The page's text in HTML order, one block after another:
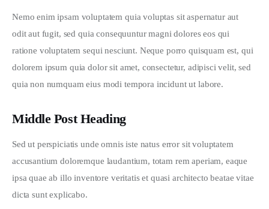
Nemo enim ipsam voluptatem quia voluptas sit aspernatur aut
odit aut fugit, sed quia consequuntur magni dolores eos qui
ratione voluptatem sequi nesciunt. Neque porro quisquam est, qui
dolorem ipsum quia dolor sit amet, consectetur, adipisci velit, sed
quia non numquam eius modi tempora incidunt ut labore.
Middle Post Heading
Sed ut perspiciatis unde omnis iste natus error sit voluptatem
accusantium doloremque laudantium, totam rem aperiam, eaque
ipsa quae ab illo inventore veritatis et quasi architecto beatae vitae
dicta sunt explicabo.